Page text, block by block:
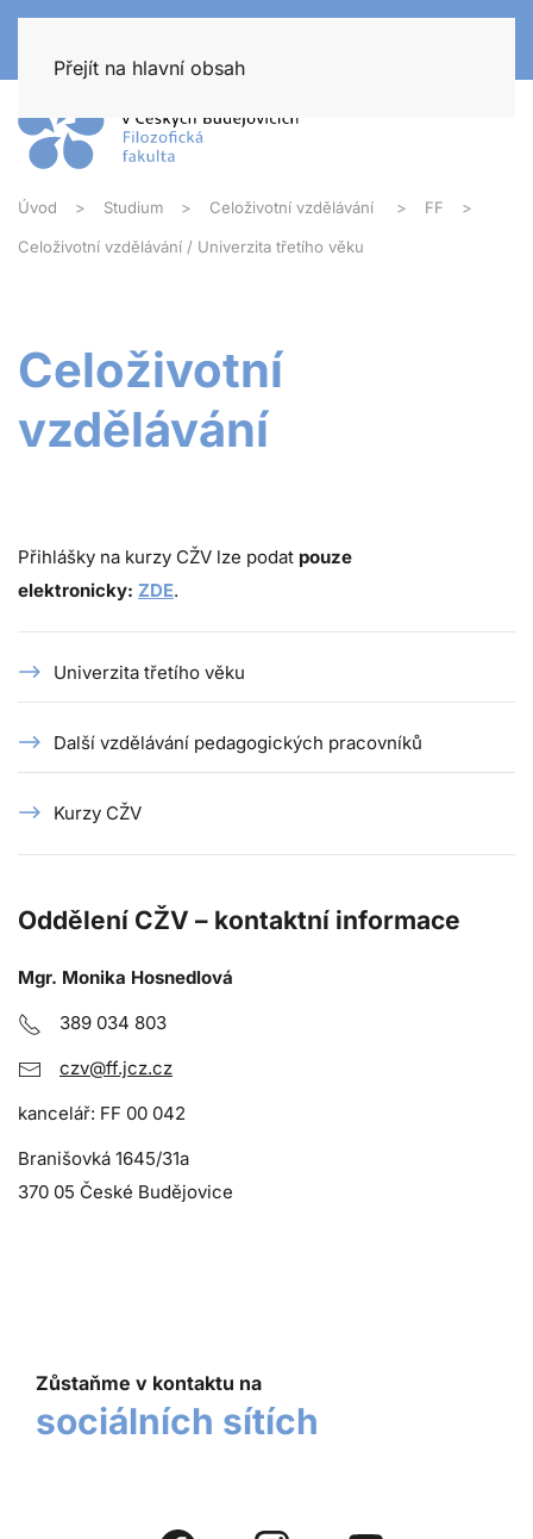
Přejít na hlavní obsah
Úvod Studium Celoživotní vzdělávání FF
Celoživotní vzdělávání / Univerzita třetího věku
Celoživotní
vzdělávání
Přihlášky na kurzy CŽV lze podat pouze
elektronicky: ZDE.
Univerzita třetího věku
Další vzdělávání pedagogických pracovníků
Kurzy CŽV
Oddělení CŽV – kontaktní informace
Mgr. Monika Hosnedlová
389 034 803
czv@ff.jcz.cz
kancelář: FF 00 042
Branišovká 1645/31a
370 05 České Budějovice
Zůstaňme v kontaktu na
sociálních sítích